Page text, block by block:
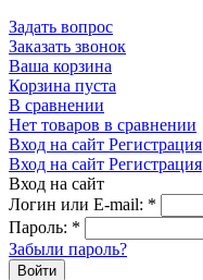
Задать вопрос
Заказать звонок
Ваша корзина
Корзина пуста
В сравнении
Нет товаров в сравнении
Вход на сайт Регистрация
Вход на сайт Регистрация
Вход на сайт
Логин или E-mail: *
Пароль: *
Забыли пароль?
Войти